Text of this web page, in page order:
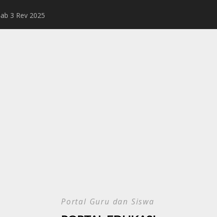
3 Rev 2025 Rangkuman
Portal Guru dan Siswa